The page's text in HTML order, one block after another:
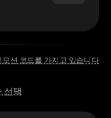
모션 코드를 가지고 있습니다
선택